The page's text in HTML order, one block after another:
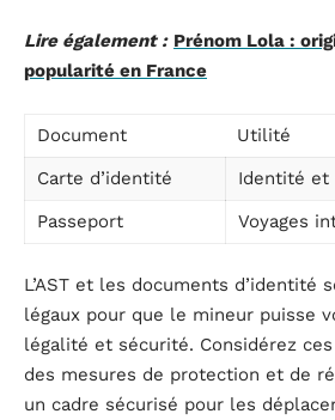
Lire également : Prénom Lola :
popularité en France
Document
Utilité
Carte d’identité
Identité et
Passeport
Voyages
L’AST et les documents d’identité
légaux pour que le mineur puisse
légalité et sécurité. Considérez
des mesures de protection et de
un cadre sécurisé pour les